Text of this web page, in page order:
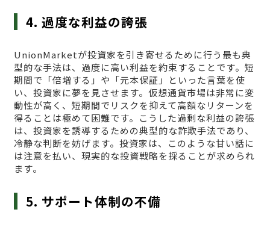
4. 過度な利益の誇張
UnionMarketが投資家を引き寄せるために行う最も典
型的な手法は、過度に高い利益を約束することです。短
期間で「倍増する」や「元本保証」といった言葉を使
い、投資家に夢を見させます。仮想通貨市場は非常に変
動性が高く、短期間でリスクを抑えて高額なリターンを
得ることは極めて困難です。こうした過剰な利益の誇張
は、投資家を誘導するための典型的な詐欺手法であり、
冷静な判断を妨げます。投資家は、このような甘い話に
は注意を払い、現実的な投資戦略を採ることが求められ
ます。
5. サポート体制の不備